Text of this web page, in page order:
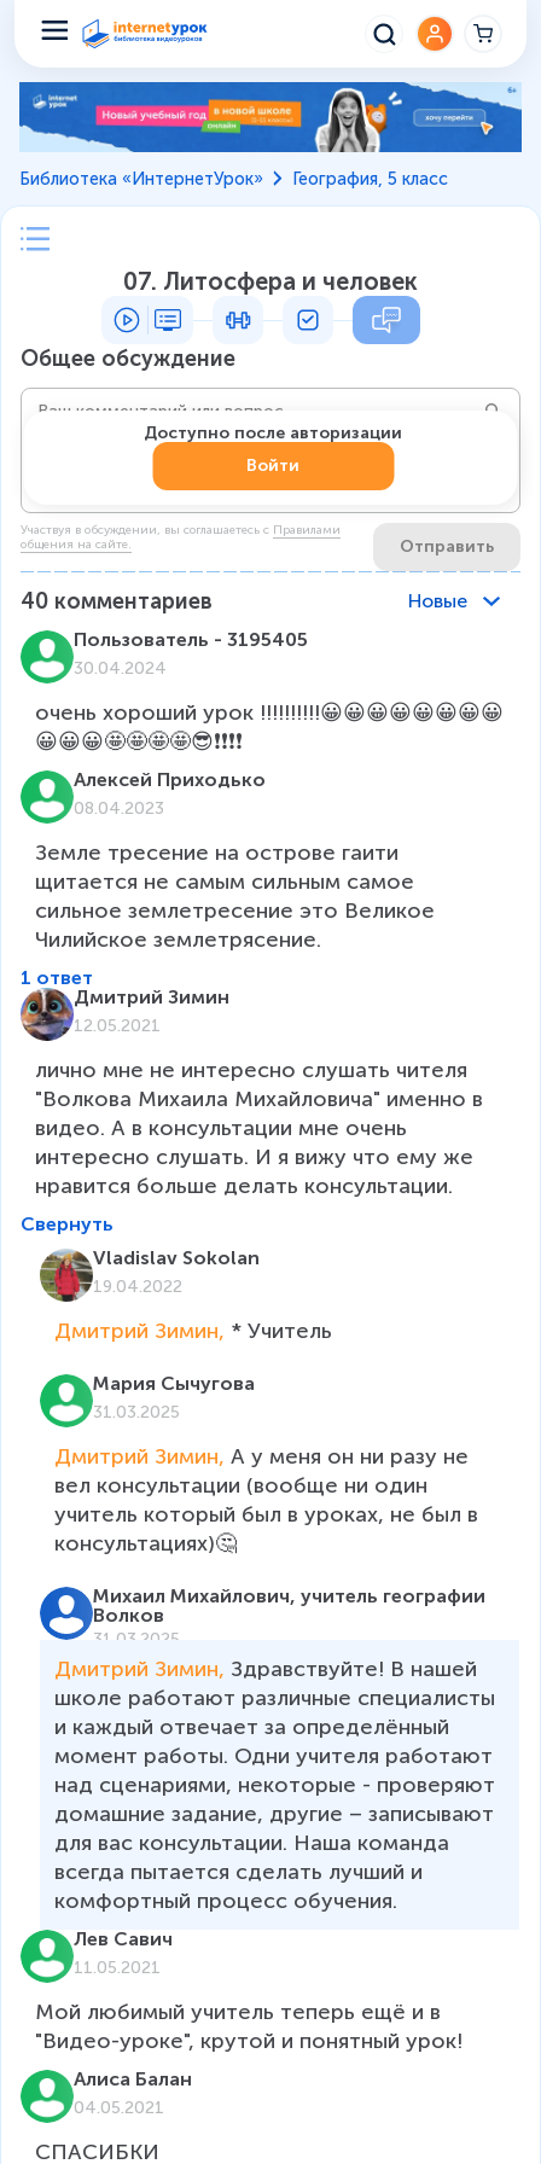
Библиотека «ИнтернетУрок» География, 5 класс
07. Литосфера и человек
Общее обсуждение
Участвуя в обсуждении, вы соглашаетесь c Правилами
общения на сайте.
Отправить
Доступно после авторизации
Войти
40 комментариев
Новые
Пользователь - 3195405
30.04.2024
очень хороший урок !!!!!!!!!!😀😀😀😀😀😀😀😀
😀😀😀🤩🤩🤩🤩😎❗❗❗❗
Алексей Приходько
08.04.2023
Земле тресение на острове гаити
щитается не самым сильным самое
сильное землетресение это Великое
Чилийское землетрясение.
1 ответ
Дмитрий Зимин
12.05.2021
лично мне не интересно слушать чителя
"Волкова Михаила Михайловича" именно в
видео. А в консультации мне очень
интересно слушать. И я вижу что ему же
нравится больше делать консультации.
Свернуть
Vladislav Sokolan
19.04.2022
Дмитрий Зимин, * Учитель
Мария Сычугова
31.03.2025
Дмитрий Зимин, А у меня он ни разу не
вел консультации (вообще ни один
учитель который был в уроках, не был в
консультациях)🤔
Михаил Михайлович, учитель географии
Волков
31.03.2025
Дмитрий Зимин, Здравствуйте! В нашей
школе работают различные специалисты
и каждый отвечает за определённый
момент работы. Одни учителя работают
над сценариями, некоторые - проверяют
домашние задание, другие – записывают
для вас консультации. Наша команда
всегда пытается сделать лучший и
комфортный процесс обучения.
Лев Савич
11.05.2021
Мой любимый учитель теперь ещё и в
"Видео-уроке", крутой и понятный урок!
Алиса Балан
04.05.2021
СПАСИБКИ